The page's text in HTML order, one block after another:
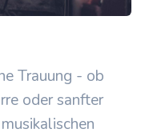
Trauung - ob
oder sanfter